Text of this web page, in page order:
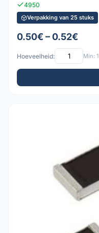
4950
Verpakking van 25 stuks
0.50€ – 0.52€
Hoeveelheid: Min: 1